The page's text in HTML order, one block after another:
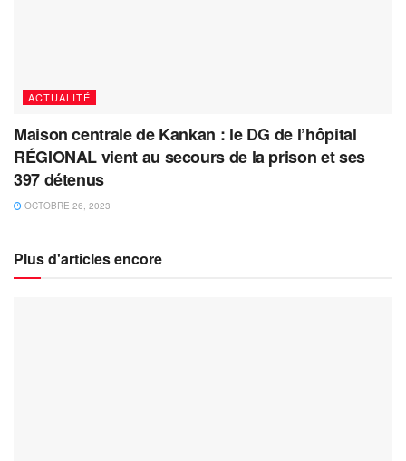
ACTUALITÉ
Maison centrale de Kankan : le DG de l’hôpital
RÉGIONAL vient au secours de la prison et ses
397 détenus
OCTOBRE 26, 2023
Plus d'articles encore